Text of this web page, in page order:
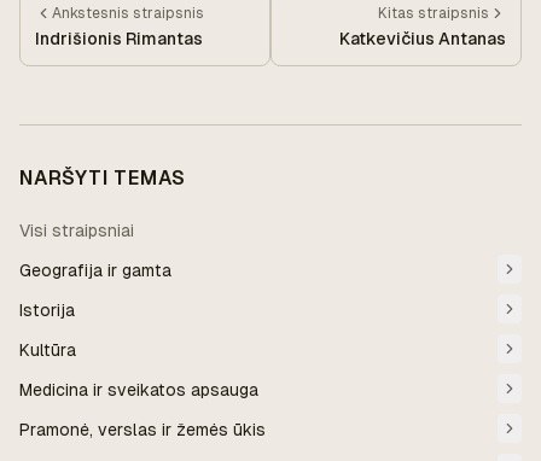
Ankstesnis straipsnis
Indrišionis Rimantas
Kitas straipsnis
Katkevičius Antanas
NARŠYTI TEMAS
Visi straipsniai
Geografija ir gamta
Istorija
Kultūra
Medicina ir sveikatos apsauga
Pramonė, verslas ir žemės ūkis